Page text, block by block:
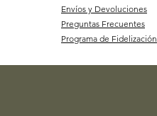
Envíos y Devoluciones
Preguntas Frecuentes
Programa de Fidelización